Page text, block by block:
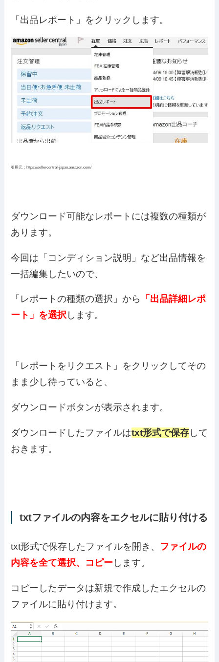
「出品レポート」をクリックします。
引用元：https://sellercentral-japan.amazon.com/
ダウンロード可能なレポートには複数の種類が
あります。
今回は「コンディション説明」など出品情報を
一括編集したいので、
「レポートの種類の選択」から
「出品詳細レポ
ート」を選択します。
「レポートをリクエスト」をクリックしてその
まま少し待っていると、
ダウンロードボタンが表示されます。
ダウンロードしたファイルはtxt形式で保存して
おきます。
txtファイルの内容をエクセルに貼り付ける
txt形式で保存したファイルを開き、 ファイルの
内容を全て選択、コピー します。
コピーしたデータは新規で作成したエクセルの
ファイルに貼り付けます。